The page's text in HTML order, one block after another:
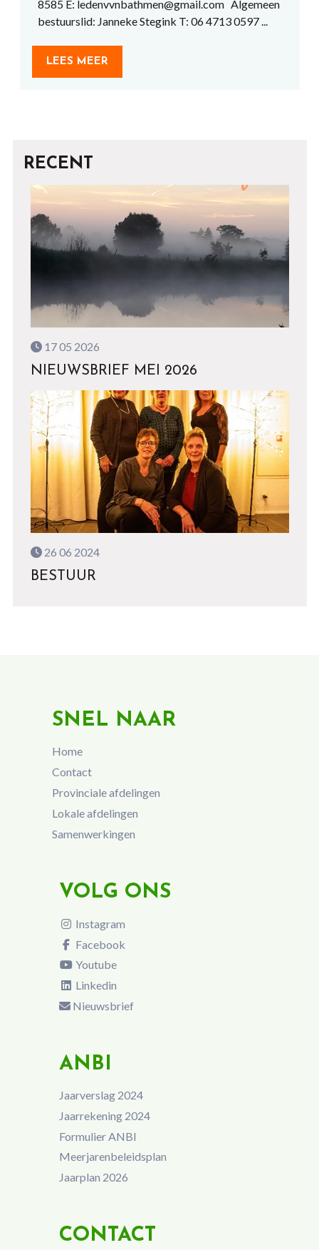
8585 E: ledenvvnbathmen@gmail.com Algemeen
bestuurslid: Janneke Stegink T: 06 4713 0597 ...
LEES MEER
RECENT
17 05 2026
NIEUWSBRIEF MEI 2026
26 06 2024
BESTUUR
SNEL NAAR
Home
Contact
Provinciale afdelingen
Lokale afdelingen
Samenwerkingen
VOLG ONS
Instagram
Facebook
Youtube
Linkedin
Nieuwsbrief
ANBI
Jaarverslag 2024
Jaarrekening 2024
Formulier ANBI
Meerjarenbeleidsplan
Jaarplan 2026
CONTACT